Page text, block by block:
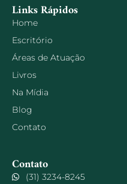
Links Rápidos
Home
Escritório
Áreas de Atuação
Livros
Na Mídia
Blog
Contato
Contato
(31) 3234-8245